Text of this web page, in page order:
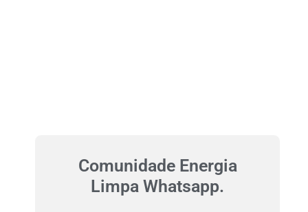
Comunidade Energia
Limpa Whatsapp.